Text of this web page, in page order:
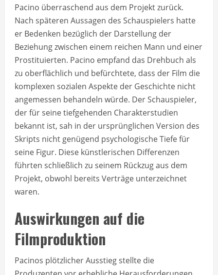
Pacino überraschend aus dem Projekt zurück.
Nach späteren Aussagen des Schauspielers hatte
er Bedenken bezüglich der Darstellung der
Beziehung zwischen einem reichen Mann und einer
Prostituierten. Pacino empfand das Drehbuch als
zu oberflächlich und befürchtete, dass der Film die
komplexen sozialen Aspekte der Geschichte nicht
angemessen behandeln würde. Der Schauspieler,
der für seine tiefgehenden Charakterstudien
bekannt ist, sah in der ursprünglichen Version des
Skripts nicht genügend psychologische Tiefe für
seine Figur. Diese künstlerischen Differenzen
führten schließlich zu seinem Rückzug aus dem
Projekt, obwohl bereits Verträge unterzeichnet
waren.
Auswirkungen auf die
Filmproduktion
Pacinos plötzlicher Ausstieg stellte die